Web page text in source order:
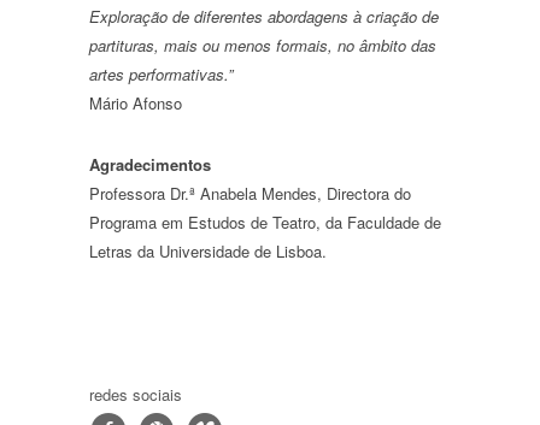
Exploração de diferentes abordagens à criação de
partituras, mais ou menos formais, no âmbito das
artes performativas.”
Mário Afonso
Agradecimentos
Professora Dr.ª Anabela Mendes, Directora do
Programa em Estudos de Teatro, da Faculdade de
Letras da Universidade de Lisboa.
redes sociais